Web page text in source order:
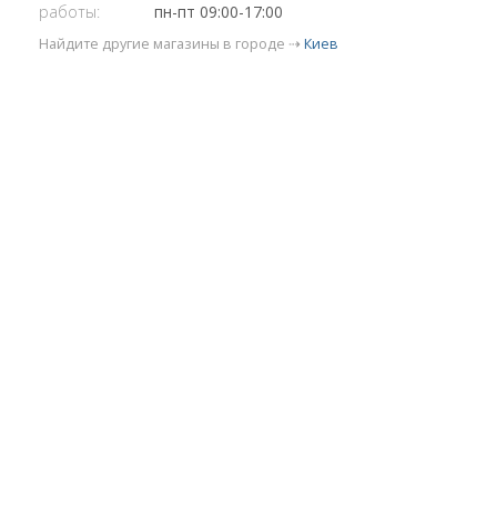
работы:
пн-пт 09:00-17:00
Найдите другие магазины в городе ⇢ Киев